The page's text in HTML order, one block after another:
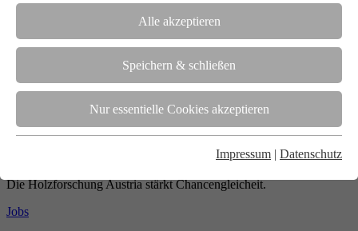
Alle akzeptieren
Speichern & schließen
Nur essentielle Cookies akzeptieren
Impressum | Datenschutz
Die Holzforschung Austria ist akkreditierte Prüf-, Inspektions- und
Team
Unsere gesamte Kompetenz ist in unseren Mitarbeiter:innen
gebündelt
Die Holzforschung Austria stärkt Chancengleicheit.
Jobs